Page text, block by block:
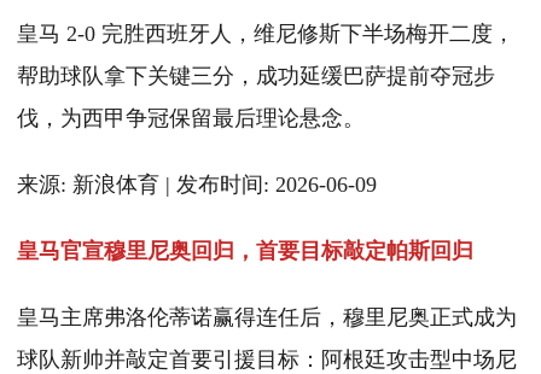
皇马 2-0 完胜西班牙人，维尼修斯下半场梅开二度，
帮助球队拿下关键三分，成功延缓巴萨提前夺冠步
伐，为西甲争冠保留最后理论悬念。
来源: 新浪体育 | 发布时间: 2026-06-09
皇马官宣穆里尼奥回归，首要目标敲定帕斯回归
皇马主席弗洛伦蒂诺赢得连任后，穆里尼奥正式成为
球队新帅并敲定首要引援目标：阿根廷攻击型中场尼